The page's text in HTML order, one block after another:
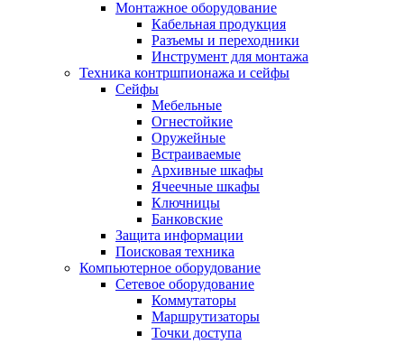
Монтажное оборудование
Кабельная продукция
Разъемы и переходники
Инструмент для монтажа
Техника контршпионажа и сейфы
Сейфы
Мебельные
Огнестойкие
Оружейные
Встраиваемые
Архивные шкафы
Ячеечные шкафы
Ключницы
Банковские
Защита информации
Поисковая техника
Компьютерное оборудование
Сетевое оборудование
Коммутаторы
Маршрутизаторы
Точки доступа